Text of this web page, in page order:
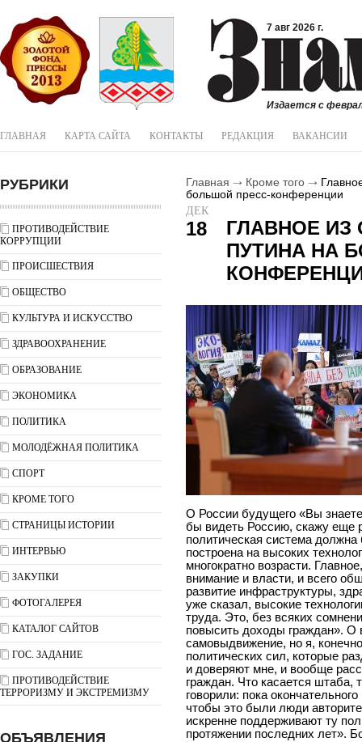
7 авг 2026 г.
Издается с
ГЛАВНАЯ КАРТА САЙТА КОНТАКТЫ РЕДАКЦИЯ ВАКАНСИИ
РУБРИКИ
ПРОТИВОДЕЙСТВИЕ
КОРРУПЦИИ
ПРОИСШЕСТВИЯ
ОБЩЕСТВО
КУЛЬТУРА И ИСКУССТВО
ЗДРАВООХРАНЕНИЕ
ОБРАЗОВАНИЕ
ЭКОНОМИКА
ПОЛИТИКА
МОЛОДЁЖНАЯ ПОЛИТИКА
СПОРТ
КРОМЕ ТОГО
СТРАНИЦЫ ИСТОРИИ
ИНТЕРВЬЮ
ЗАКУПКИ
ФОТОГАЛЕРЕЯ
КАТАЛОГ САЙТОВ
ГОС. ЗАДАНИЕ
ПРОТИВОДЕЙСТВИЕ
ТЕРРОРИЗМУ И ЭКСТРЕМИЗМУ
ОБЪЯВЛЕНИЯ
Главная Кроме того
большой пресс-конференции
ДЕК
18
ГЛАВНОЕ ИЗ
ПУТИНА НА
О России будущего «Вы знаете, я уже много раз говорил, какой я хотел бы видеть Россию, скажу еще раз: она должна быть современной, политическая система должна быть гибкой, экономика должна быть построена на высоких технологиях, производительность труда должна многократно возрасти. Главное, на чем необходимо сосредоточить внимание и власти, и всего общества, — это такие вопросы, как развитие инфраструктуры, здравоохранения, образования, это, как я уже сказал, высокие технологии, повышение производительности труда. Это, без всяких сомнений, должно быть нацелено на то, чтобы повысить доходы граждан». О выдвижении и штабе «Это будет самовыдвижение, но я, конечно, очень рассчитываю на поддержку тех политических сил, которые разделяют мой взгляд на развитие страны и доверяют мне, и вообще рассчитываю на широкую поддержку граждан. Что касается штаба, то не скрою, мы вчера только об этом говорили: пока окончательного решения нет <...>. Я бы хотел, конечно, чтобы это были люди авторитетные, известные в стране и которые искренне поддерживают ту политику, которая проводится на протяжении последних лет». Большая пресс-конференция Владимира Путина. Онлайн-трансляция О своей программе «Я бы не хотел сейчас говорить о предвыборной программе, которая у меня, так же как и у других кандидатов, наверняка будет, должна быть. Она у меня практически уже есть. Повторяю, сейчас [на пресс-конференции], наверное, не тот формат, когда можно ее презентовать». О конкурентоспособности оппозиции «Когда мы говорим об оппозиции, важно ведь не только шуметь на площадях или в кулуарной обстановке и говорить об антинародном режиме, важно что-то предложить. Люди очень многим недовольны и правы, что они недовольны. Но когда люди начинают сравнивать и смотреть, что же предлагает оппозиция, особенно несистемная, возникают большие сомнения. Вот это самая главная, как мне кажется, проблема тех, кто хотел бы быть конкурентоспособной оппозицией. Нужно предложить реальную, не эфемерную, не крикливую повестку дня». «Я не правлю, я просто работаю»: 12 пресс-конференций Владимира Путина Об укрупнении регионов «Никаких государственных планов по укрупнению, объединению и так далее нет и быть не может. Во всяком случае, пока я президент, этого не будет. Я считаю, что это очень вредно и очень опасно для единства Российской Федерации, потому что любой народ — маленький, большой — должен выбрать сам такую форму его сосуществования с другими народами России, которую он считает наиболее для него приемлемой и оптимальной». О ручном управлении в России «Вы знаете, миф о ручном управлении сильно преувеличен. И в регионах, и на федеральном уровне в текущем режиме. Это я вам говорю как человек, который возглавлял правительство. Вы не представляете, какой массив колоссальной работы проходит через правительство. Это самая тяжелая и сложная работа в системе управления, там нужно вмешиваться в каждый вопрос». О санкциях «Я уверенно говорю, что санкции [на российскую экономику] не повлияли так, как снижение цен на нефть, но все-таки повлияли». О Центробанке «Что касается контроля за соблюдением законов в Центробанке, то этот контроль осуществляется и прокуратурой, и другими органами. Не буду скрывать: время от времени ко мне соответствующие материалы поступают, но они своего подтверждения до сих пор не нашли. Никаких серьезных правонарушений, связанных с нарушением действующего закона в работе Центробанка, не выявлено». О коррупции в правоохранительных органах «Напрашивается нечто такое, что у нас в армии есть: постоянная ротация. Это сложилось уже десятилетиями, это одна из составляющих военной службы. Может быть, есть смысл и в правоохранительной сфере организовать нечто подобное. Пока государство не готово осуществить это по ряду соображений финансового, организационного характера, решения жилищных проблем. Но эта ротация, может быть, была бы востребована и, может быть, сработала бы эффективно и в правоохранительной сфере. Больших изменений к лучшему [в деятельности правоохранительных органов] мы пока не видим. Связано это, конечно, и с коррупцией на всевозможных уровнях, но и просто с низкой организацией этой работы, с отсутствием должного контроля за сферой. Не могу сказать, что я удовлетворен,